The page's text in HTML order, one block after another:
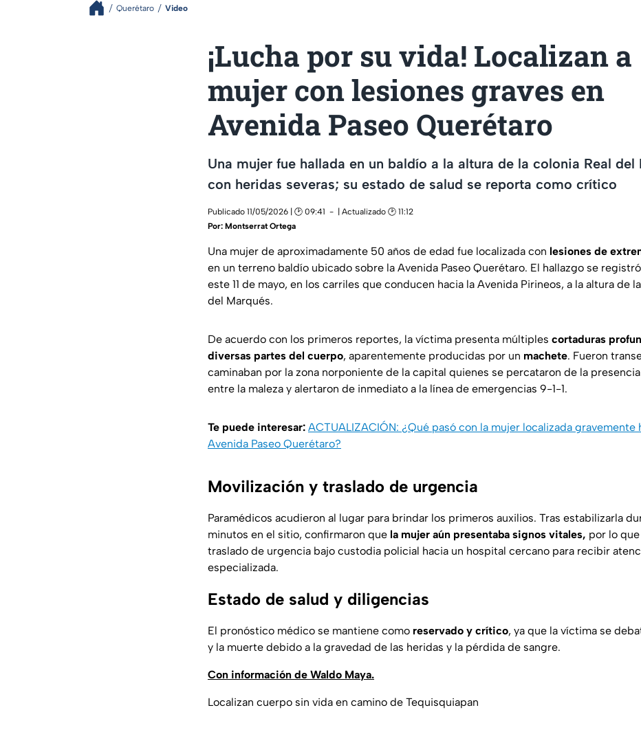
Querétaro Video
¡Lucha por su vida! Localizan a
mujer con lesiones graves en
Avenida Paseo Querétaro
Una mujer fue hallada en un baldío a la altura de la colonia Real del
con heridas severas; su estado de salud se reporta como crítico
Publicado 11/05/2026 | 🕑 09:41
| Actualizado 🕑 11:12
Por: Montserrat Ortega
Una mujer de aproximadamente 50 años de edad fue localizada con lesiones de
en un terreno baldío ubicado sobre la Avenida Paseo Querétaro. El hallazgo se
este 11 de mayo, en los carriles que conducen hacia la Avenida Pirineos, a la altura de
del Marqués.
De acuerdo con los primeros reportes, la víctima presenta múltiples cortaduras
diversas partes del cuerpo, aparentemente producidas por un machete. Fueron
caminaban por la zona norponiente de la capital quienes se percataron de la
entre la maleza y alertaron de inmediato a la línea de emergencias 9-1-1.
Te puede interesar: ACTUALIZACIÓN: ¿Qué pasó con la mujer localizada gravemente
Avenida Paseo Querétaro?
Movilización y traslado de urgencia
Paramédicos acudieron al lugar para brindar los primeros auxilios. Tras estabilizarla
minutos en el sitio, confirmaron que la mujer aún presentaba signos vitales, por lo
traslado de urgencia bajo custodia policial hacia un hospital cercano para recibir
especializada.
Estado de salud y diligencias
El pronóstico médico se mantiene como reservado y crítico, ya que la víctima se
y la muerte debido a la gravedad de las heridas y la pérdida de sangre.
Con información de Waldo Maya.
Localizan cuerpo sin vida en camino de Tequisquiapan